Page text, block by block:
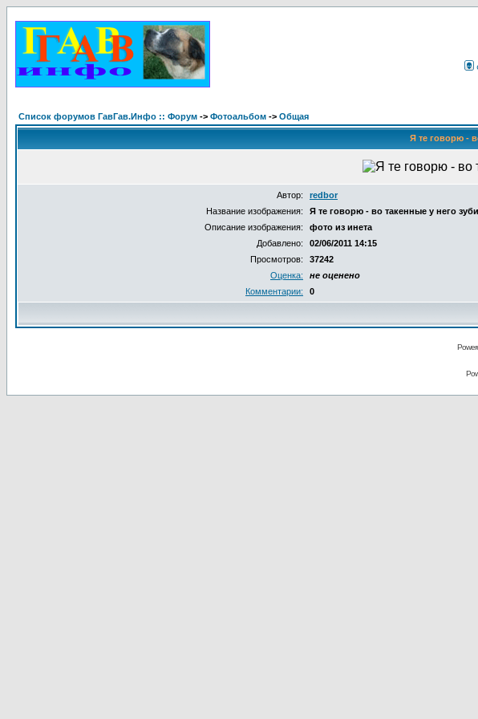
Список форумов ГавГав.Инфо :: Форум -> Фотоальбом -> Общая
Я те говорю -
Автор:
redbor
Название изображения:
Я те говорю - во такенные у него
Описание изображения:
фото из инета
Добавлено:
02/06/2011 14:15
Просмотров:
37242
Оценка:
не оценено
Комментарии:
0